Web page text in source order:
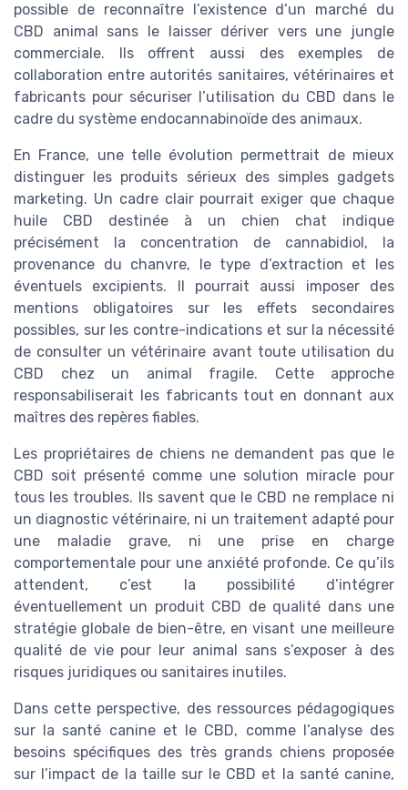
possible de reconnaître l’existence d’un marché du
CBD animal sans le laisser dériver vers une jungle
commerciale. Ils offrent aussi des exemples de
collaboration entre autorités sanitaires, vétérinaires et
fabricants pour sécuriser l’utilisation du CBD dans le
cadre du système endocannabinoïde des animaux.
En France, une telle évolution permettrait de mieux
distinguer les produits sérieux des simples gadgets
marketing. Un cadre clair pourrait exiger que chaque
huile CBD destinée à un chien chat indique
précisément la concentration de cannabidiol, la
provenance du chanvre, le type d’extraction et les
éventuels excipients. Il pourrait aussi imposer des
mentions obligatoires sur les effets secondaires
possibles, sur les contre-indications et sur la nécessité
de consulter un vétérinaire avant toute utilisation du
CBD chez un animal fragile. Cette approche
responsabiliserait les fabricants tout en donnant aux
maîtres des repères fiables.
Les propriétaires de chiens ne demandent pas que le
CBD soit présenté comme une solution miracle pour
tous les troubles. Ils savent que le CBD ne remplace ni
un diagnostic vétérinaire, ni un traitement adapté pour
une maladie grave, ni une prise en charge
comportementale pour une anxiété profonde. Ce qu’ils
attendent, c’est la possibilité d’intégrer
éventuellement un produit CBD de qualité dans une
stratégie globale de bien-être, en visant une meilleure
qualité de vie pour leur animal sans s’exposer à des
risques juridiques ou sanitaires inutiles.
Dans cette perspective, des ressources pédagogiques
sur la santé canine et le CBD, comme l’analyse des
besoins spécifiques des très grands chiens proposée
sur l’impact de la taille sur le CBD et la santé canine,